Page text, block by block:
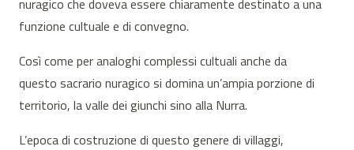
funzione cultuale e di convegno.
Così come per analoghi complessi cultuali anche da
questo sacrario nuragico si domina un’ampia porzione di
territorio, la valle dei giunchi sino alla Nurra.
L’epoca di costruzione di questo genere di villaggi,